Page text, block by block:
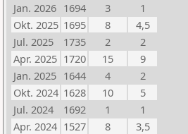
Jan. 2026 1694 3
1
Okt. 2025 1695 8
4,5
Jul. 2025
1735 2
2
Apr. 2025 1720 15
9
Jan. 2025 1644 4
2
Okt. 2024 1628 10
5
Jul. 2024
1692 1
1
Apr. 2024 1527 8
3,5